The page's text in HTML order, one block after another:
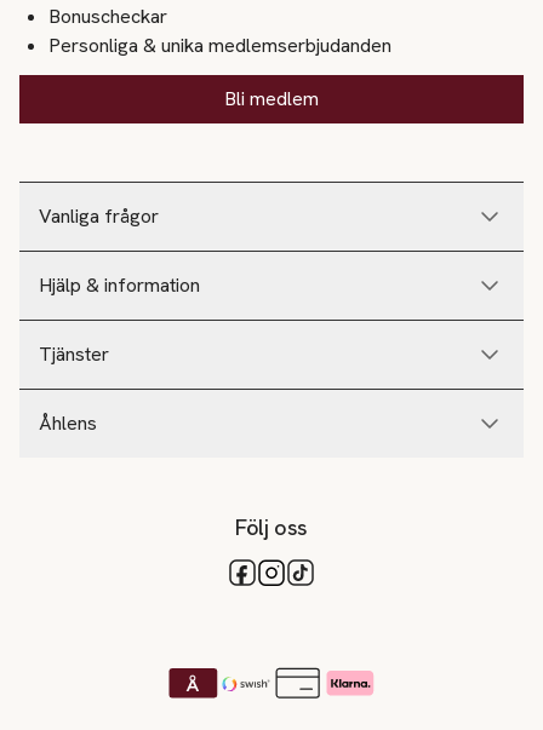
Vanliga frågor
Hjälp & information
Tjänster
Åhlens
Bonuscheckar
Personliga & unika medlemserbjudanden
Bli medlem
Följ oss